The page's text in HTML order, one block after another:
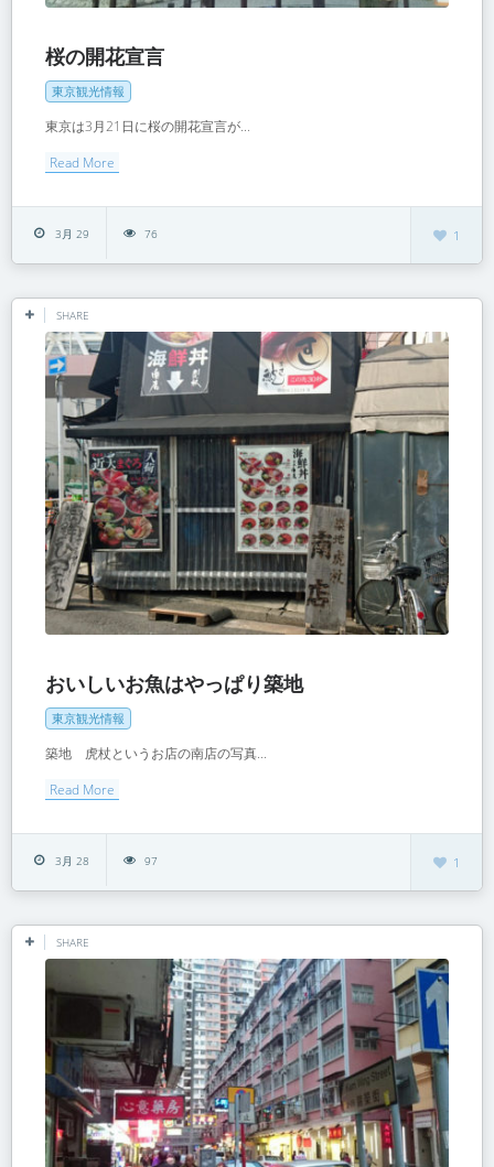
桜の開花宣言
東京観光情報
東京は3月21日に桜の開花宣言が...
Read More
3月 29 76 1
SHARE
おいしいお魚はやっぱり築地
東京観光情報
築地 虎杖というお店の南店の写真...
Read More
3月 28 97 1
SHARE